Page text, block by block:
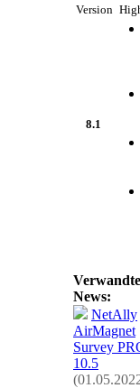
Version
8.1
Verwandte
News:
NetAlly
AirMagnet
Survey
10.5